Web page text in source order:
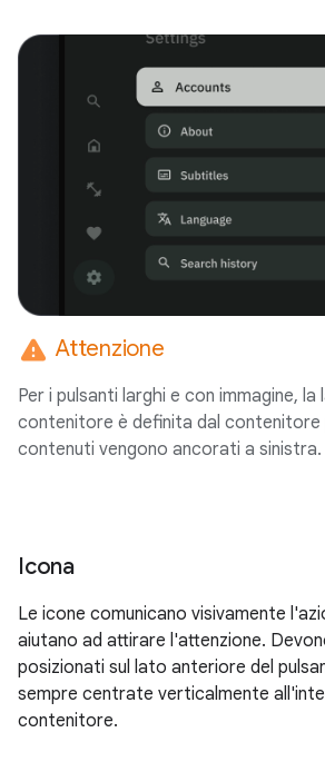
warning Attenzione
Per i pulsanti larghi e con immagine, la
contenitore è definita dal contenitore
contenuti vengono ancorati a sinistra.
Icona
Le icone comunicano visivamente
aiutano ad attirare l'attenzione.
posizionati sul lato anteriore del
sempre centrate verticalmente
contenitore.